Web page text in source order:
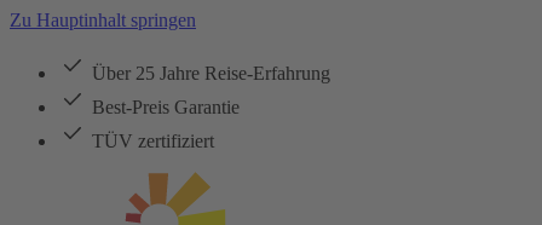
Zu Hauptinhalt springen
Über 25 Jahre Reise-Erfahrung
Best-Preis Garantie
TÜV zertifiziert